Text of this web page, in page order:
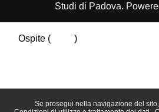
Se prosegui nella navigazione del
Studi di Padova.
Ospite (
)